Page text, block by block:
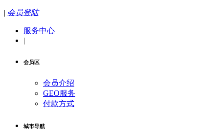
| 会员登陆
服务中心
|
会员区
会员介绍
GEO服务
付款方式
城市导航